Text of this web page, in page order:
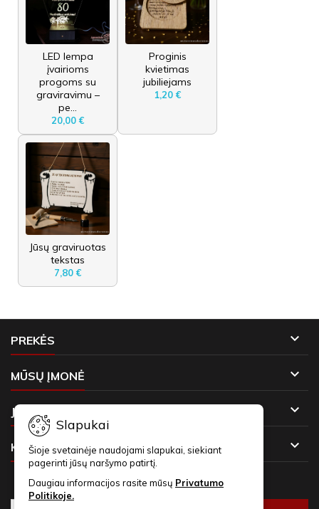
LED lempa
įvairioms
progoms su
graviravimu –
pe...
20,00 €
Proginis
kvietimas
jubiliejams
1,20 €
Jūsų graviruotas
tekstas
7,80 €
PREKĖS 
MŪSŲ ĮMONĖ 
JŪSŲ PASKYRA 
KONTAKTAI 
Slapukai
Šioje svetainėje naudojami slapukai, siekiant
pagerinti jūsų naršymo patirtį.
Daugiau informacijos rasite mūsų Privatumo
Politikoje.
NAUJIENLAIŠKIAI